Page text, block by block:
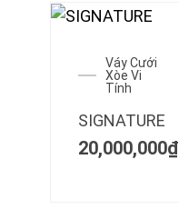
Váy Cưới
Xòe Vi
Tính
SIGNATURE
20,000,000₫